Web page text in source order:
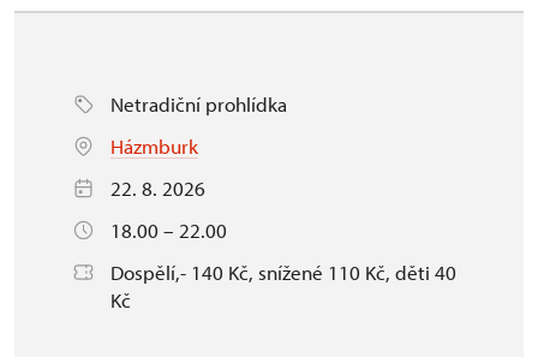
Netradiční prohlídka
Házmburk
22. 8. 2026
18.00 – 22.00
Dospělí,- 140 Kč, snížené 110 Kč, děti 40
Kč